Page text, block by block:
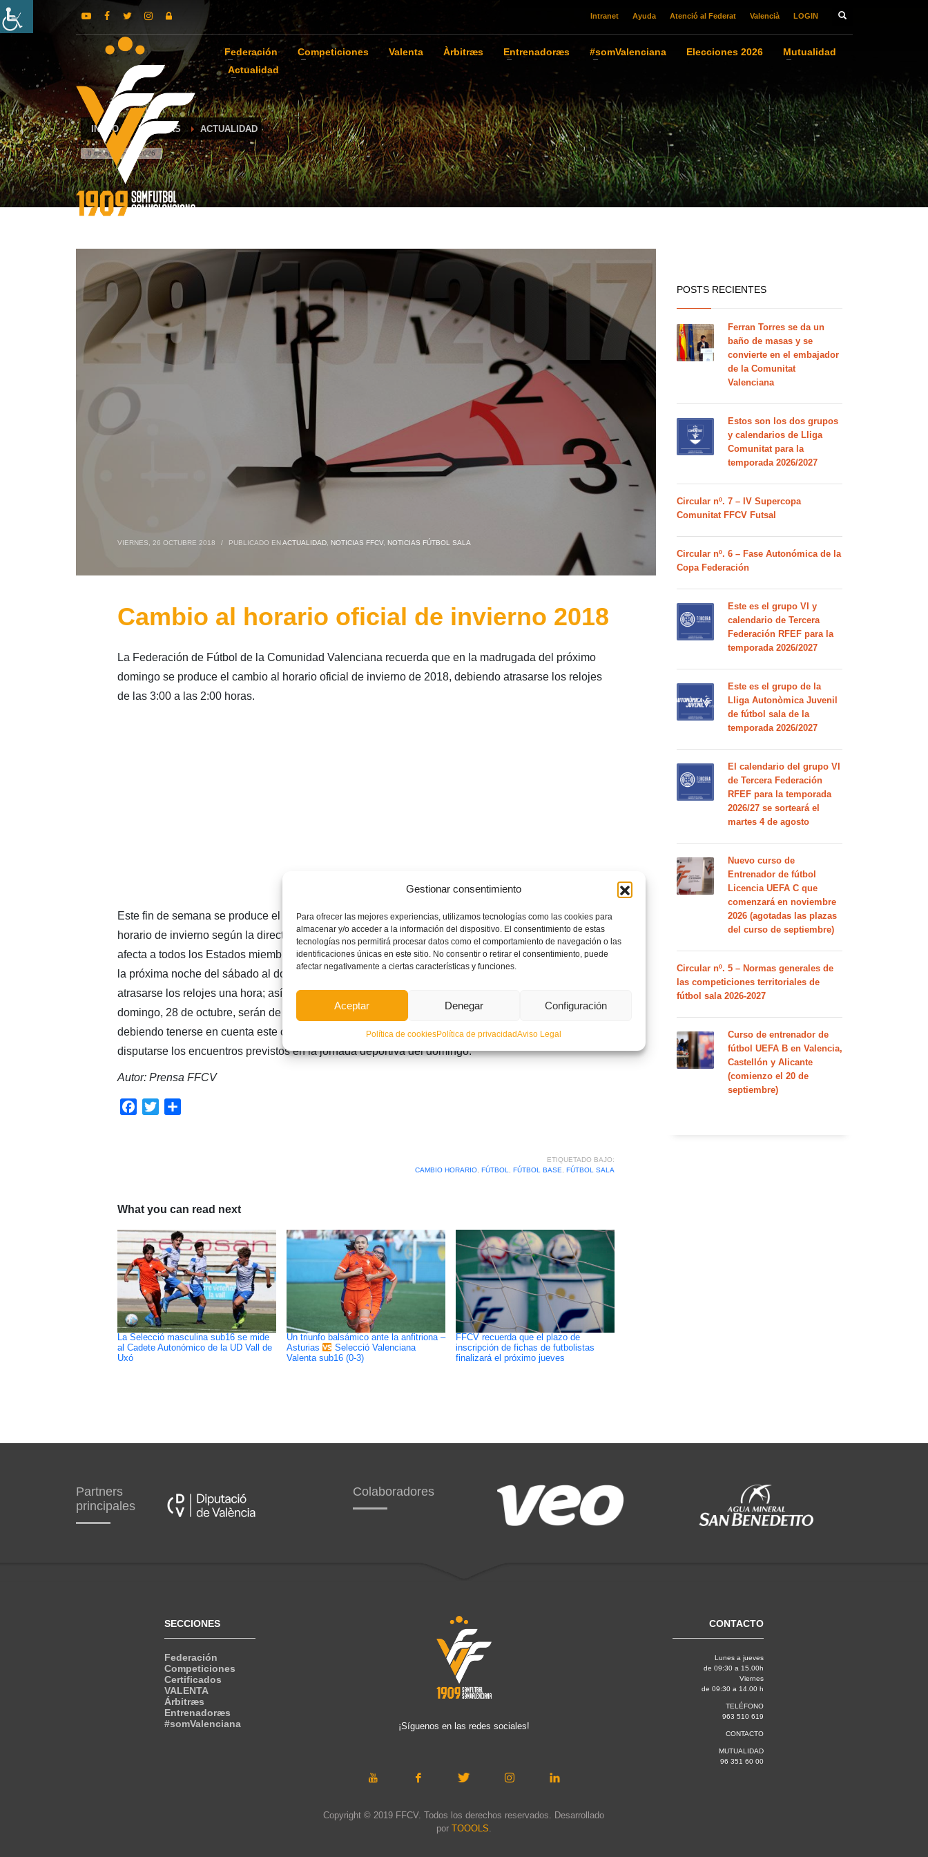
Gestionar consentimiento
Para ofrecer las mejores experiencias, utilizamos tecnologías como las cookies para
almacenar y/o acceder a la información del dispositivo. El consentimiento de estas
tecnologías nos permitirá procesar datos como el comportamiento de navegación o las
identificaciones únicas en este sitio. No consentir o retirar el consentimiento, puede
afectar negativamente a ciertas características y funciones.
Aceptar Denegar Configuración
Política de cookiesPolítica de privacidadAviso Legal
Intranet Ayuda Atenció al Federat Valencià LOGIN
Federación Competiciones Valenta Àrbitræs Entrenadoræs #somValenciana Elecciones 2026
Mutualidad
Actualidad
INICIO NOTICIAS ACTUALIDAD
8 de agosto de 2026
VIERNES, 26 OCTUBRE 2018 / PUBLICADO ENACTUALIDAD, NOTICIAS FFCV, NOTICIAS FÚTBOL SALA
Cambio al horario oficial de invierno 2018
La Federación de Fútbol de la Comunidad Valenciana recuerda que en la madrugada del próximo
domingo se produce el cambio al horario oficial de invierno de 2018, debiendo atrasarse los relojes
de las 3:00 a las 2:00 horas.
Este fin de semana se produce el tradicional cambio al
horario de invierno según la directiva europea que
afecta a todos los Estados miembros de la UE, y durante
la próxima noche del sábado al domingo deberán
atrasarse los relojes una hora; así, a las 3:00 horas del
domingo, 28 de octubre, serán de nuevo las 2:00,
debiendo tenerse en cuenta este cambio a la hora de
disputarse los encuentros previstos en la jornada deportiva del domingo.
Autor: Prensa FFCV
Facebook
Twitter
ETIQUETADO BAJO:
CAMBIO HORARIO, FÚTBOL FÚTBOL BASE FÚTBOL SALA
What you can read next
La Selecció masculina sub16 se mide
al Cadete Autonómico de la UD Vall de
Uxó
Un triunfo balsámico ante la anfitriona –
Asturias
Selecció Valenciana
Valenta sub16 (0-3)
FFCV recuerda que el plazo de
inscripción de fichas de futbolistas
finalizará el próximo jueves
POSTS RECIENTES
Ferran Torres se da un
baño de masas y se
convierte en el embajador
de la Comunitat
Valenciana
Estos son los dos grupos
y calendarios de Lliga
Comunitat para la
temporada 2026/2027
Circular nº. 7 – IV Supercopa
Comunitat FFCV Futsal
Circular nº. 6 – Fase Autonómica de la
Copa Federación
Este es el grupo VI y
calendario de Tercera
Federación RFEF para la
temporada 2026/2027
Este es el grupo de la
Lliga Autonòmica Juvenil
de fútbol sala de la
temporada 2026/2027
El calendario del grupo VI
de Tercera Federación
RFEF para la temporada
2026/27 se sorteará el
martes 4 de agosto
Nuevo curso de
Entrenador de fútbol
Licencia UEFA C que
comenzará en noviembre
2026 (agotadas las plazas
del curso de septiembre)
Circular nº. 5 – Normas generales de
las competiciones territoriales de
fútbol sala 2026-2027
Curso de entrenador de
fútbol UEFA B en Valencia,
Castellón y Alicante
(comienzo el 20 de
septiembre)
Partners
principales
Colaboradores
SECCIONES
Federación
Competiciones
Certificados
VALENTA
Árbitræs
Entrenadoræs
#somValenciana
¡Síguenos en las redes sociales!
Copyright © 2019 FFCV. Todos los derechos reservados. Desarrollado
por TOOOLS
CONTACTO
Lunes a jueves
de 09:30 a 15.00h
Viernes
de 09:30 a 14.00 h
TELÉFONO
963 510 619
CONTACTO
MUTUALIDAD
96 351 60 00